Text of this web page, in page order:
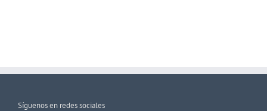
Síguenos en redes sociales